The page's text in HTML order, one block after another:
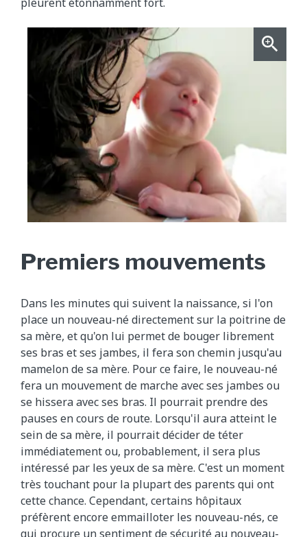
Premiers mouvements
Dans les minutes qui suivent la naissance, si l'on
place un nouveau-né directement sur la poitrine de
sa mère, et qu'on lui permet de bouger librement
ses bras et ses jambes, il fera son chemin jusqu'au
mamelon de sa mère. Pour ce faire, le nouveau-né
fera un mouvement de marche avec ses jambes ou
se hissera avec ses bras. Il pourrait prendre des
pauses en cours de route. Lorsqu'il aura atteint le
sein de sa mère, il pourrait décider de téter
immédiatement ou, probablement, il sera plus
intéressé par les yeux de sa mère. C'est un moment
très touchant pour la plupart des parents qui ont
cette chance. Cependant, certains hôpitaux
préfèrent encore emmailloter les nouveau-nés, ce
qui procure un sentiment de sécurité au nouveau-